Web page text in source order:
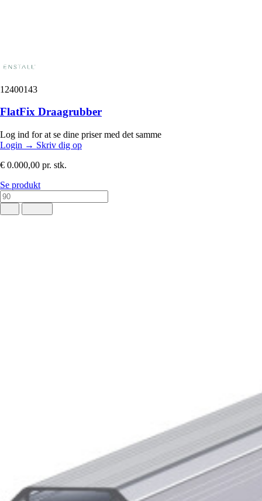
12400143
FlatFix Draagrubber
Log ind for at se dine priser med det samme
Login → Skriv dig op
€ 0.000,00 pr. stk.
Se produkt